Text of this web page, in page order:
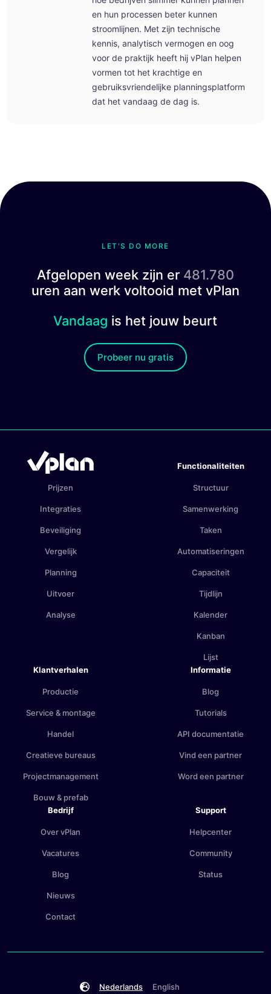
en hun processen beter kunnen
stroomlijnen. Met zijn technische
kennis, analytisch vermogen en oog
voor de praktijk heeft hij vPlan helpen
vormen tot het krachtige en
gebruiksvriendelijke planningsplatform
dat het vandaag de dag is.
LET'S DO MORE
Afgelopen week zijn er 481.780
uren aan werk voltooid met vPlan
Vandaag is het jouw beurt
Probeer nu gratis
Prijzen
Integraties
Beveiliging
Vergelijk
Planning
Uitvoer
Analyse
Functionaliteiten
Structuur
Samenwerking
Taken
Automatiseringen
Capaciteit
Tijdlijn
Kalender
Kanban
Lijst
Klantverhalen
Productie
Service & montage
Handel
Creatieve bureaus
Projectmanagement
Bouw & prefab
Informatie
Blog
Tutorials
API documentatie
Vind een partner
Word een partner
Bedrijf
Over vPlan
Vacatures
Blog
Nieuws
Contact
Support
Helpcenter
Community
Status
Nederlands English